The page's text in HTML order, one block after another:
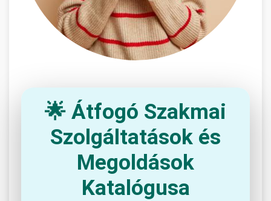
🌟 Átfogó Szakmai
Szolgáltatások és
Megoldások
Katalógusa